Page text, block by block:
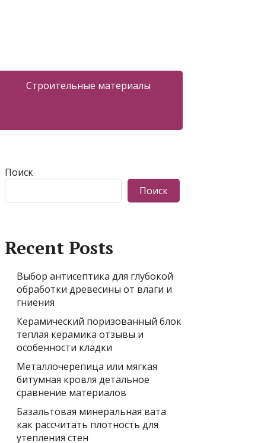
Строительные материалы
Поиск
Поиск
Recent Posts
Выбор антисептика для глубокой
обработки древесины от влаги и
гниения
Керамический поризованный блок
теплая керамика отзывы и
особенности кладки
Металлочерепица или мягкая
битумная кровля детальное
сравнение материалов
Базальтовая минеральная вата
как рассчитать плотность для
утепления стен